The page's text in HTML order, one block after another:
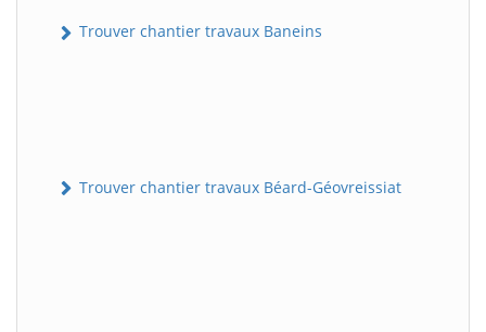
Trouver chantier travaux Baneins
Trouver chantier travaux Béard-Géovreissiat